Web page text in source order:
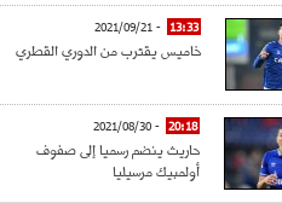
13:33
- 2021/09/21
خاميس يقترب من الدوري القطري
20:18
- 2021/08/30
حاريث ينضم رسميا إلى صفوف
أولمبيك مرسيليا